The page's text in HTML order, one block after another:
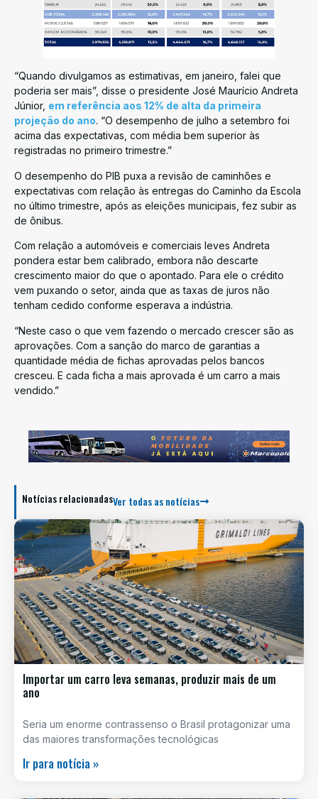
“Quando divulgamos as estimativas, em janeiro, falei que
poderia ser mais”, disse o presidente José Maurício Andreta
Júnior, em referência aos 12% de alta da primeira
projeção do ano. “O desempenho de julho a setembro foi
acima das expectativas, com média bem superior às
registradas no primeiro trimestre.”
O desempenho do PIB puxa a revisão de caminhões e
expectativas com relação às entregas do Caminho da Escola
no último trimestre, após as eleições municipais, fez subir as
de ônibus.
Com relação a automóveis e comerciais leves Andreta
pondera estar bem calibrado, embora não descarte
crescimento maior do que o apontado. Para ele o crédito
vem puxando o setor, ainda que as taxas de juros não
tenham cedido conforme esperava a indústria.
“Neste caso o que vem fazendo o mercado crescer são as
aprovações. Com a sanção do marco de garantias a
quantidade média de fichas aprovadas pelos bancos
cresceu. E cada ficha a mais aprovada é um carro a mais
vendido.”
Notícias relacionadasVer todas as notícias
Importar um carro leva semanas, produzir mais de um
ano
Seria um enorme contrassenso o Brasil protagonizar uma
das maiores transformações tecnológicas
Ir para notícia »